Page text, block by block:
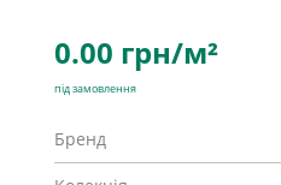
0.00 грн/м²
під замовлення
Бренд